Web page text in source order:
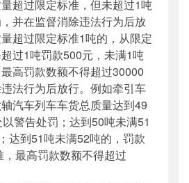
过限定标准，但未超过1吨
并在监督消除违法行为后放
超过限定标准1吨的，从限定
过1吨罚款500元，未满1吨
高罚款数额不得超过30000
法行为后放行。例如牵引车
汽车列车车货总质量达到49
警告处罚；达到50吨未满51
达到51吨未满52吨的，罚款
最高罚款数额不得超过